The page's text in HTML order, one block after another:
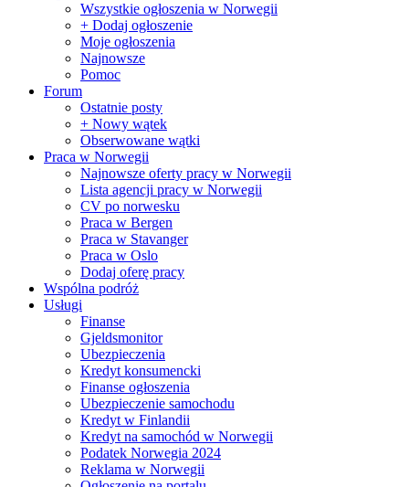
Wszystkie ogłoszenia w Norwegii
+ Dodaj ogłoszenie
Moje ogłoszenia
Najnowsze
Pomoc
Forum
Ostatnie posty
+ Nowy wątek
Obserwowane wątki
Praca w Norwegii
Najnowsze oferty pracy w Norwegii
Lista agencji pracy w Norwegii
CV po norwesku
Praca w Bergen
Praca w Stavanger
Praca w Oslo
Dodaj oferę pracy
Wspólna podróż
Usługi
Finanse
Gjeldsmonitor
Ubezpieczenia
Kredyt konsumencki
Finanse ogłoszenia
Ubezpieczenie samochodu
Kredyt w Finlandii
Kredyt na samochód w Norwegii
Podatek Norwegia 2024
Reklama w Norwegii